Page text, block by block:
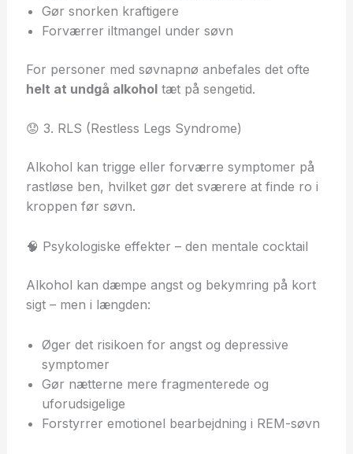
Gør snorken kraftigere
Forværrer iltmangel under søvn
For personer med søvnapnø anbefales det ofte
helt at undgå alkoholtæt på sengetid.
😟 3. RLS (Restless Legs Syndrome)
Alkohol kan trigge eller forværre symptomer på
rastløse ben, hvilket gør det sværere at finde ro i
kroppen før søvn.
🧠 Psykologiske effekter – den mentale cocktail
Alkohol kan dæmpe angst og bekymring på kort
sigt – men i længden:
Øger det risikoen for angst og depressive
symptomer
Gør nætterne mere fragmenterede og
uforudsigelige
Forstyrrer emotionel bearbejdning i REM-søvn